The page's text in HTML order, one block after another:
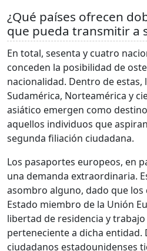
¿Qué países ofrecen
que pueda transmitir a
En total, sesenta y cuatro
conceden la posibilidad de
nacionalidad. Dentro de estas,
Sudamérica, Norteamérica y
asiático emergen como
aquellos individuos que
segunda filiación ciudadana.
Los pasaportes europeos, en
una demanda extraordinaria.
asombro alguno, dado que los
Estado miembro de la Unión
libertad de residencia y
perteneciente a dicha entidad.
ciudadanos estadounidenses